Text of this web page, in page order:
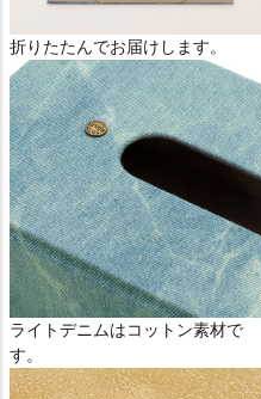
折りたたんでお届けします。
ライトデニムはコットン素材で
す。